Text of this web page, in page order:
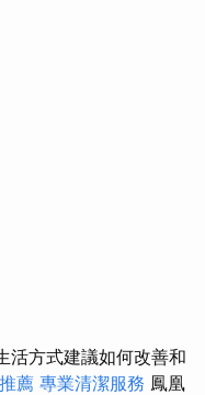
活方式建議如何改善和
薦 專業清潔服務 鳳凰